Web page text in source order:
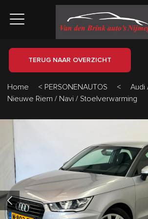
TERUG NAAR OVERZICHT
Home < PERSONENAUTOS <
Audi
Nieuwe Riem / Navi / Stoelverwarming